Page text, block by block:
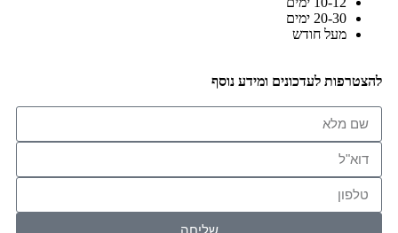
20-30 ימים
מעל חודש
להצטרפות לעדכונים ומידע נוסף